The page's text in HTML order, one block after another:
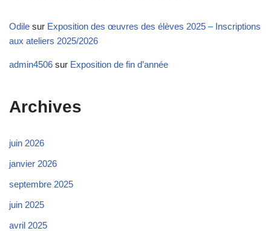
Odile sur Exposition des œuvres des élèves 2025 – Inscriptions
aux ateliers 2025/2026
admin4506 sur Exposition de fin d’année
Archives
juin 2026
janvier 2026
septembre 2025
juin 2025
avril 2025